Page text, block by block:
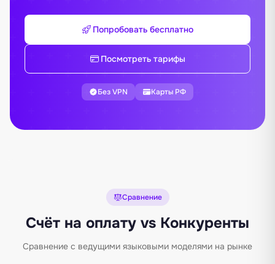
Попробовать бесплатно
Посмотреть тарифы
Без VPN Карты РФ
Сравнение
Счёт на оплату vs Конкуренты
Сравнение с ведущими языковыми моделями на рынке